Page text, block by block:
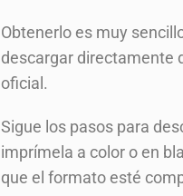
Obtenerlo es muy
descargar directamente
oficial.
Sigue los pasos para
imprímela a color o en
que el formato esté